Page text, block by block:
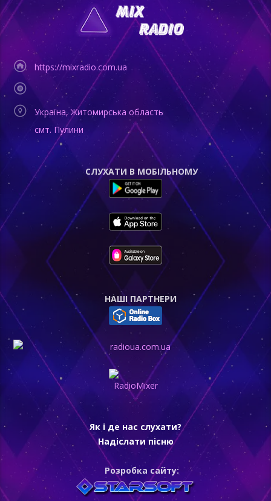
https://mixradio.com.ua
Україна, Житомирська область
смт. Пулини
СЛУХАТИ В МОБІЛЬНОМУ
НАШI ПАРТНЕРИ
Як і де нас слухати?
Надіслати пісню
Розробка сайту: